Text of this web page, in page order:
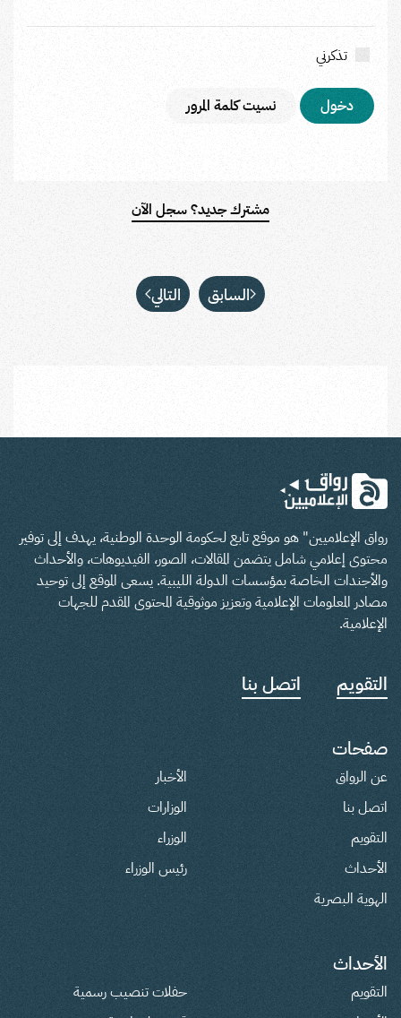
تذكرني
نسيت كلمة المرور
مشترك جديد؟ سجل الآن
السابق التالي
رواق الإعلاميين" هو موقع تابع لحكومة الوحدة الوطنية، يهدف إلى توفير
محتوى إعلامي شامل يتضمن المقالات، الصور، الفيديوهات، والأحداث
والأجندات الخاصة بمؤسسات الدولة الليبية. يسعى الموقع إلى توحيد
مصادر المعلومات الإعلامية وتعزيز موثوقية المحتوى المقدم للجهات
الإعلامية.
التقويم اتصل بنا
صفحات
عن الرواق
اتصل بنا
التقويم
الأحداث
الهوية البصرية
الأخبار
الوزارات
الوزراء
رئيس الوزراء
الأحداث
التقويم
حفلات تنصيب رسمية